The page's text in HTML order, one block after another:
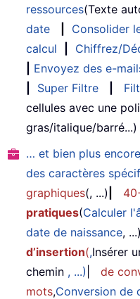
ressources(Texte
date
Consolider
calcul
Chiffrez/
Envoyez des e-
Super Filtre
cellules avec une
gras/italique/barré...)
… et bien plus encore
des caractères
graphiques(, ...)
pratiques(Calculer
date de naissance, ...)
d’insertion(,Insérer
chemin , ...) de
mots,Conversion de